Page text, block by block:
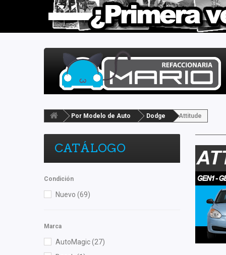
Por Modelo de Auto Dodge Attitude
CATÁLOGO
Condición
Nuevo (69)
Marca
AutoMagic(27)